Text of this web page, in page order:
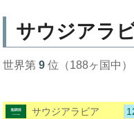
サウジアラ
世界第9 位（188ヶ国中）
サウジアラビア